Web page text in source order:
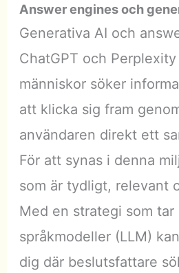
Answer engines och
Generativa AI och
ChatGPT och
människor söker
att klicka sig fram
användaren direkt ett
För att synas i denna
som är tydligt, relevant
Med en strategi som
språkmodeller (LLM)
dig där beslutsfattare